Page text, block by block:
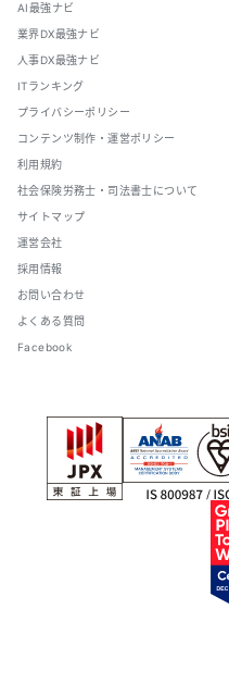
AI最強ナビ
業界DX最強ナビ
人事DX最強ナビ
ITランキング
プライバシーポリシー
コンテンツ制作・運営ポリシー
利用規約
社会保険労務士・司法書士について
サイトマップ
運営会社
採用情報
お問い合わせ
よくある質問
Facebook